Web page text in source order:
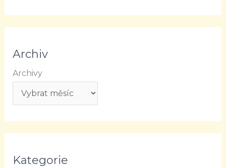
Archiv
Archivy
Kategorie